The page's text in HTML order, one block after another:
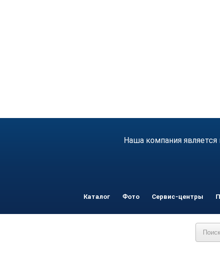
Наша компания
Каталог Фото Сервис-центры